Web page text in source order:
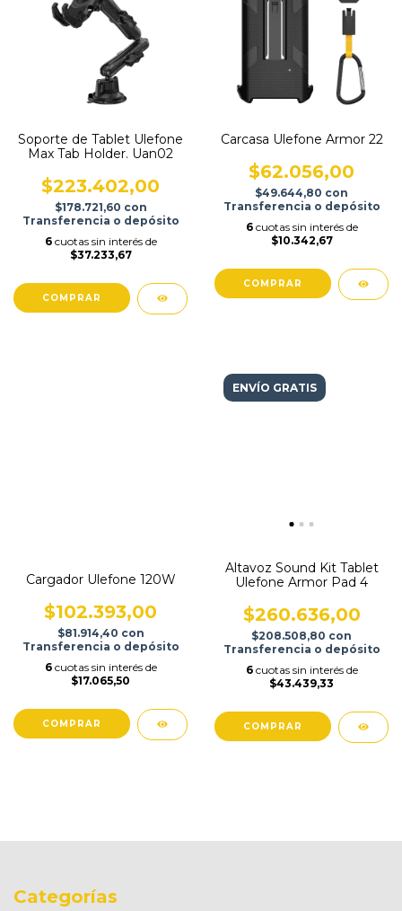
Soporte de Tablet Ulefone
Max Tab Holder. Uan02
$223.402,00
$178.721,60 con
Transferencia o depósito
6 cuotas sin interés de
$37.233,67
Carcasa Ulefone Armor 22
$62.056,00
$49.644,80 con
Transferencia o depósito
6 cuotas sin interés de
$10.342,67
Cargador Ulefone 120W
$102.393,00
$81.914,40 con
Transferencia o depósito
6 cuotas sin interés de
$17.065,50
ENVÍO GRATIS
Altavoz Sound Kit Tablet
Ulefone Armor Pad 4
$260.636,00
$208.508,80 con
Transferencia o depósito
6 cuotas sin interés de
$43.439,33
Categorías